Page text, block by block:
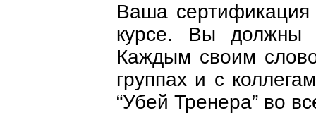
Ваша
курсе. Вы должны
Каждым своим
группах и с
“Убей Тренера” во